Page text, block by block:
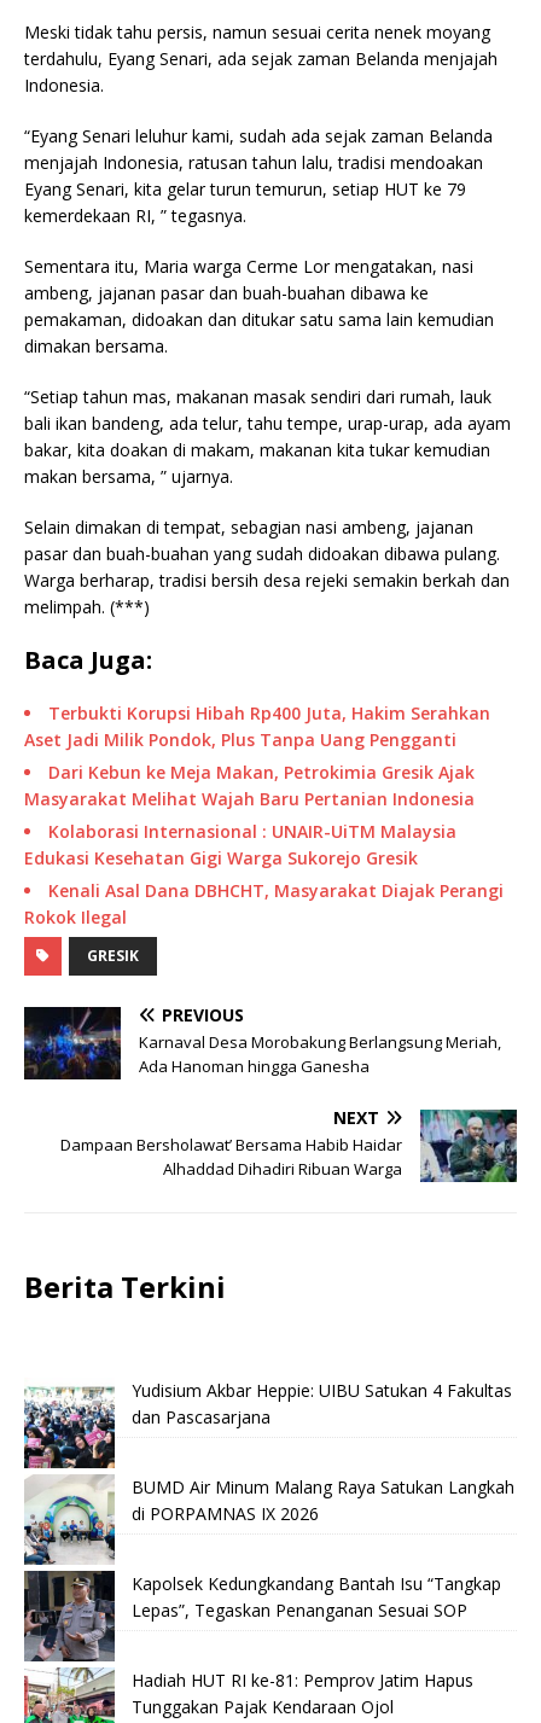
Meski tidak tahu persis, namun sesuai cerita nenek moyang
terdahulu, Eyang Senari, ada sejak zaman Belanda menjajah
Indonesia.
“Eyang Senari leluhur kami, sudah ada sejak zaman Belanda
menjajah Indonesia, ratusan tahun lalu, tradisi mendoakan
Eyang Senari, kita gelar turun temurun, setiap HUT ke 79
kemerdekaan RI, ” tegasnya.
Sementara itu, Maria warga Cerme Lor mengatakan, nasi
ambeng, jajanan pasar dan buah-buahan dibawa ke
pemakaman, didoakan dan ditukar satu sama lain kemudian
dimakan bersama.
“Setiap tahun mas, makanan masak sendiri dari rumah, lauk
bali ikan bandeng, ada telur, tahu tempe, urap-urap, ada ayam
bakar, kita doakan di makam, makanan kita tukar kemudian
makan bersama, ” ujarnya.
Selain dimakan di tempat, sebagian nasi ambeng, jajanan
pasar dan buah-buahan yang sudah didoakan dibawa pulang.
Warga berharap, tradisi bersih desa rejeki semakin berkah dan
melimpah. (***)
Baca Juga:
Terbukti Korupsi Hibah Rp400 Juta, Hakim Serahkan
Aset Jadi Milik Pondok, Plus Tanpa Uang Pengganti
Dari Kebun ke Meja Makan, Petrokimia Gresik Ajak
Masyarakat Melihat Wajah Baru Pertanian Indonesia
Kolaborasi Internasional : UNAIR-UiTM Malaysia
Edukasi Kesehatan Gigi Warga Sukorejo Gresik
Kenali Asal Dana DBHCHT, Masyarakat Diajak Perangi
Rokok Ilegal
GRESIK
PREVIOUS
Karnaval Desa Morobakung Berlangsung Meriah,
Ada Hanoman hingga Ganesha
NEXT
Dampaan Bersholawat’ Bersama Habib Haidar
Alhaddad Dihadiri Ribuan Warga
Berita Terkini
Yudisium Akbar Heppie: UIBU Satukan 4 Fakultas
dan Pascasarjana
BUMD Air Minum Malang Raya Satukan Langkah
di PORPAMNAS IX 2026
Kapolsek Kedungkandang Bantah Isu “Tangkap
Lepas”, Tegaskan Penanganan Sesuai SOP
Hadiah HUT RI ke-81: Pemprov Jatim Hapus
Tunggakan Pajak Kendaraan Ojol